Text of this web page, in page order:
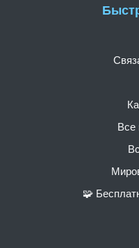
Все
🧩